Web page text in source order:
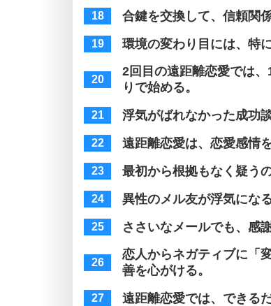
合鍵を交換して、信頼関
環境の変わり目には、特
2回目の遠距離恋愛では
りで始める。
浮気がばれなかった成功
遠距離恋愛は、恋愛感情
最初から根拠もなく疑う
異性のメル友が浮気にな
ささいなメールでも、感
恋人からネガティブに「
善を心がける。
遠距離恋愛では、できる